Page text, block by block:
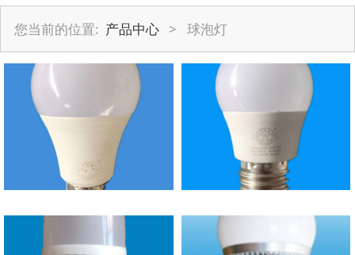
您当前的位置: 产品中心 > 球泡灯